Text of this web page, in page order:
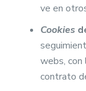
ve en
Cookies
webs,
contrato